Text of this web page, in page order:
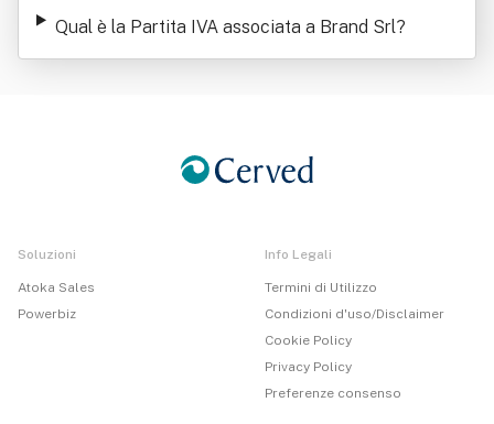
Qual è la Partita IVA associata a Brand Srl?
Soluzioni
Atoka Sales
Powerbiz
Info Legali
Termini di Utilizzo
Condizioni d'uso/Disclaimer
Cookie Policy
Privacy Policy
Preferenze consenso